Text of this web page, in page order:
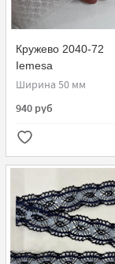
Кружево 2040-72
Iemesa
Ширина 50 мм
940 руб